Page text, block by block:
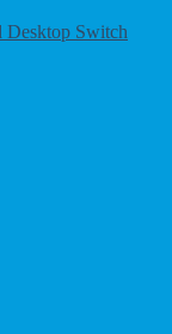
Desktop Switch